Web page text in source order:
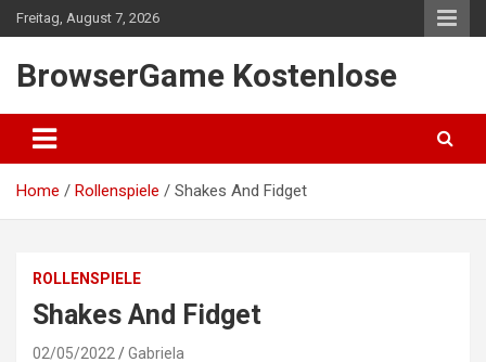
Skip
to
Freitag, August 7, 2026
BrowserGame Kostenlose
Home Rollenspiele Shakes And Fidget
ROLLENSPIELE
Shakes And Fidget
02/05/2022 Gabriela